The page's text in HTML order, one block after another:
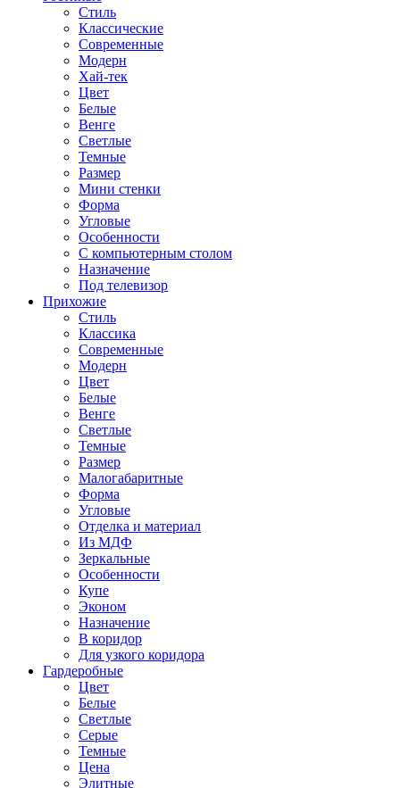
Стиль
Классические
Современные
Модерн
Хай-тек
Цвет
Белые
Венге
Светлые
Темные
Размер
Мини стенки
Форма
Угловые
Особенности
С компьютерным столом
Назначение
Под телевизор
Прихожие
Стиль
Классика
Современные
Модерн
Цвет
Белые
Венге
Светлые
Темные
Размер
Малогабаритные
Форма
Угловые
Отделка и материал
Из МДФ
Зеркальные
Особенности
Купе
Эконом
Назначение
В коридор
Для узкого коридора
Гардеробные
Цвет
Белые
Светлые
Серые
Темные
Цена
Элитные